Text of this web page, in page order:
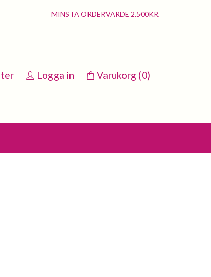
MINSTA ORDERVÄRDE 2.500KR
Logga in Varukorg (0)